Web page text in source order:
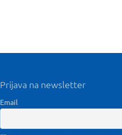
Prijava na newsletter
Email